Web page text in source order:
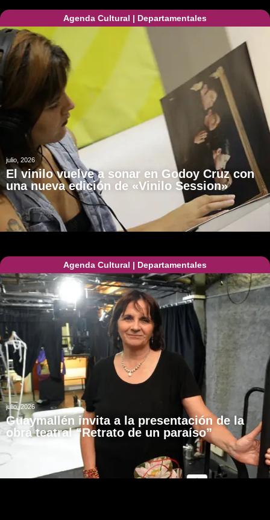
Agenda Cultural | Departamentales
julio, 2026
El vinilo vuelve a sonar en Godoy Cruz con
una nueva edición de «Vinilo Session»
Agenda Cultural | Departamentales
julio, 2026
Guaymallén invita a la presentación de la
obra teatral “Retrato de un paraíso”